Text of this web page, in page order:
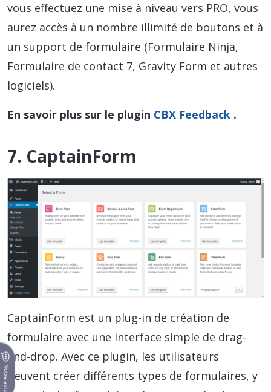
vous effectuez une mise à niveau vers PRO, vous
aurez accès à un nombre illimité de boutons et à
un support de formulaire (Formulaire Ninja,
Formulaire de contact 7, Gravity Form et autres
logiciels).
En savoir plus sur le plugin CBX Feedback .
7. CaptainForm
CaptainForm est un plug-in de création de
formulaire avec une interface simple de drag-
and-drop. Avec ce plugin, les utilisateurs
peuvent créer différents types de formulaires, y
Votre avis